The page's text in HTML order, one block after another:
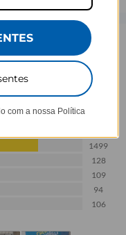
1.936 Avaliações
1499
128
109
94
106
com a nossa Política